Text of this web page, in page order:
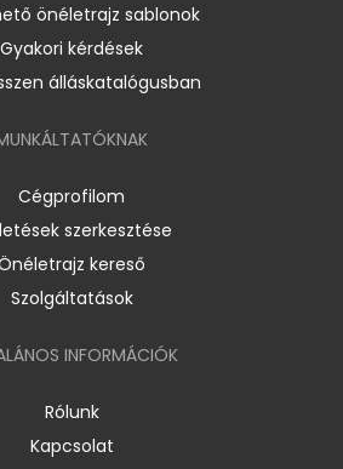
önéletrajz sablonok
Gyakori kérdések
álláskatalógusban
Cégprofilom
szerkesztése
kereső
Szolgáltatások
INFORMÁCIÓK
Rólunk
Kapcsolat